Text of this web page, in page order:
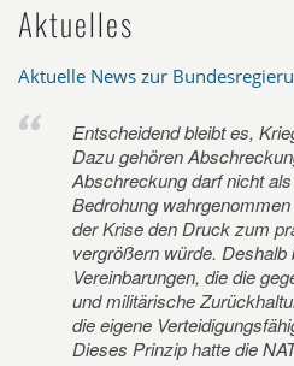
Aktuelles
Aktuelle News zur
Entscheidend bleibt es,
Dazu gehören
Abschreckung darf nicht
Bedrohung
der Krise den Druck zum
vergrößern würde.
Vereinbarungen, die die
und militärische
die eigene
Dieses Prinzip hatte die